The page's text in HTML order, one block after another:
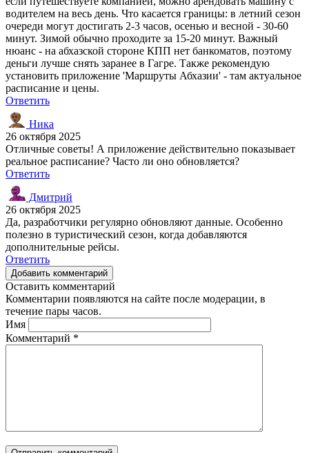
водителем на весь день. Что касается границы: в летний сезон
очереди могут достигать 2-3 часов, осенью и весной - 30-60
минут. Зимой обычно проходите за 15-20 минут. Важный
нюанс - на абхазской стороне КПП нет банкоматов, поэтому
деньги лучше снять заранее в Гагре. Также рекомендую
установить приложение 'Маршруты Абхазии' - там актуальное
расписание и цены.
Ответить
Ника
26 октября 2025
Отличные советы! А приложение действительно показывает
реальное расписание? Часто ли оно обновляется?
Ответить
Дмитрий
26 октября 2025
Да, разработчики регулярно обновляют данные. Особенно
полезно в туристический сезон, когда добавляются
дополнительные рейсы.
Ответить
Добавить комментарий
Оставить комментарий
Комментарии появляются на сайте после модерации, в
течение пары часов.
Имя
Комментарий *